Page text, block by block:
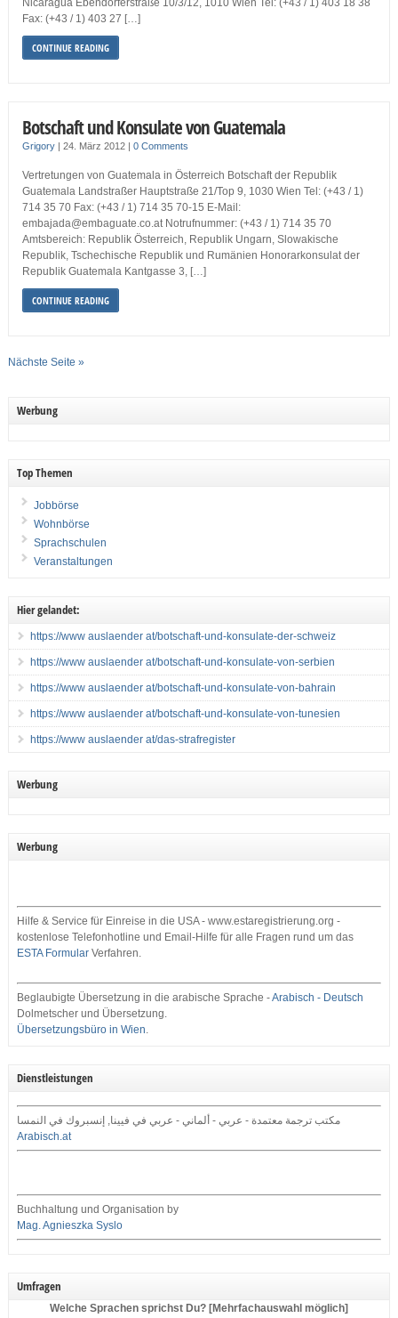
Nicaragua Ebendorferstraße 10/3/12, 1010 Wien Tel: (+43 / 1) 403 18 38
Fax: (+43 / 1) 403 27 […]
CONTINUE READING
Botschaft und Konsulate von Guatemala
Grigory| 24. März 2012 | 0 Comments
Vertretungen von Guatemala in Österreich Botschaft der Republik
Guatemala Landstraßer Hauptstraße 21/Top 9, 1030 Wien Tel: (+43 / 1)
714 35 70 Fax: (+43 / 1) 714 35 70-15 E-Mail:
embajada@embaguate.co.at Notrufnummer: (+43 / 1) 714 35 70
Amtsbereich: Republik Österreich, Republik Ungarn, Slowakische
Republik, Tschechische Republik und Rumänien Honorarkonsulat der
Republik Guatemala Kantgasse 3, […]
CONTINUE READING
Nächste Seite »
Werbung
Top Themen
Jobbörse
Wohnbörse
Sprachschulen
Veranstaltungen
Hier gelandet:
https://www auslaender at/botschaft-und-konsulate-der-schweiz
https://www auslaender at/botschaft-und-konsulate-von-serbien
https://www auslaender at/botschaft-und-konsulate-von-bahrain
https://www auslaender at/botschaft-und-konsulate-von-tunesien
https://www auslaender at/das-strafregister
Werbung
Werbung
Hilfe & Service für Einreise in die USA - www.estaregistrierung.org -
kostenlose Telefonhotline und Email-Hilfe für alle Fragen rund um das
ESTA FormularVerfahren.
Beglaubigte Übersetzung in die arabische Sprache -Arabisch - Deutsch
Dolmetscher und Übersetzung.
Übersetzungsbüro in Wien.
Dienstleistungen
مكتب ترجمة معتمدة - عربي - ألماني - عربي في فيينا, إنسبروك في النمسا
Arabisch.at
Buchhaltung und Organisation by
Mag. Agnieszka Syslo
Umfragen
Welche Sprachen sprichst Du? [Mehrfachauswahl möglich]